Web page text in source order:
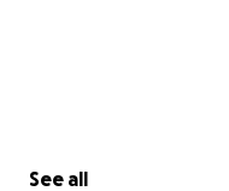
See all